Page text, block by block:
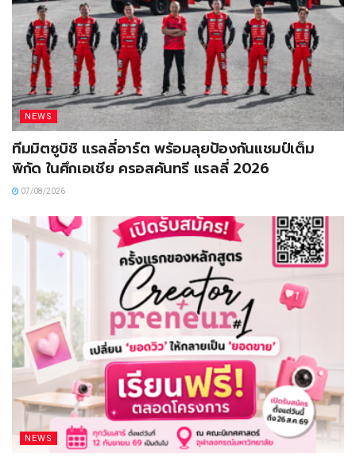
NEWS
ทีมมิตซูบิชิ แรลลี่อาร์ต พร้อมลุยป้องกันแชมป์เต็ม
พิกัด ในศึกเอเชีย ครอสคันทรี แรลลี่ 2026
07/08/2026
NEWS